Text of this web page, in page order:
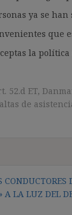
ya se han
que
la
52.d ET,
de
CONDUCTORES
A LA LUZ DEL